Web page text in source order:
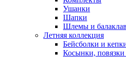
Ушанки
Шапки
Шлемы и
Летняя коллекция
Бейсболки и
Косынки,